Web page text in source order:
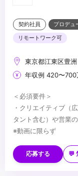
契約社員 プロデュ
リモートワーク可
東京都江東区豊洲
年収例 420〜700
＜必須要件＞
・クリエイティブ（
タント含む）や営業
※動画に限らず
・映像制作プロダク
ネージャーの経験
応募する 💬